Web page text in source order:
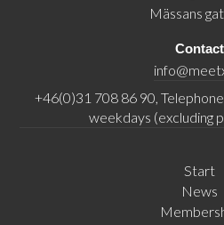
Mässans
Contact
+46(0)31 708 86 90,
weekdays (excluding
Start
News